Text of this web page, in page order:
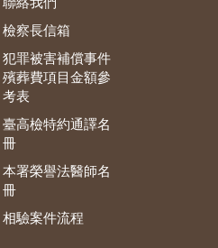
聯絡我們
檢察長信箱
犯罪被害補償事件
殯葬費項目金額參
考表
臺高檢特約通譯名
冊
本署榮譽法醫師名
冊
相驗案件流程